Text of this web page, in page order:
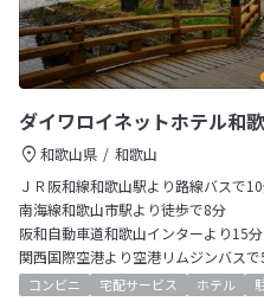
ダイワロイネットホテル和
和歌山県
和歌山
ＪＲ阪和線和歌山駅より路線バスで
南海線和歌山市駅より徒歩で8分
阪和自動車道和歌山インターより15分
関西国際空港より空港リムジンバス
コンビニ 宅配サービス ホテル